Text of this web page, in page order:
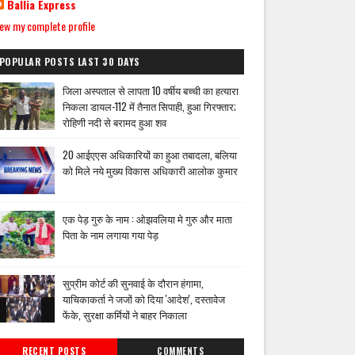
Ballia Express
my complete profile
POSTS LAST 30 DAYS
जिला अस्पताल से लापता 10 वर्षीय बच्ची का हत्यारा
निकला डायल-112 में तैनात सिपाही, हुआ गिरफ्तार;
रोहिणी नदी से बरामद हुआ शव
20 आईएएस अधिकारियों का हुआ तबादला, बलिया
को मिले नये मुख्य विकास अधिकारी आलोक कुमार
एक पेड़ गुरु के नाम : ओझवलिया मे गुरु और माता
पिता के नाम लगाया गया पेड़
सुप्रीम कोर्ट की सुनवाई के दौरान हंगामा,
याचिकाकर्ता ने जजों को दिया 'आदेश', दस्तावेज
फेंके, सुरक्षा कर्मियों ने बाहर निकाला
RECENT POSTS COMMENTS